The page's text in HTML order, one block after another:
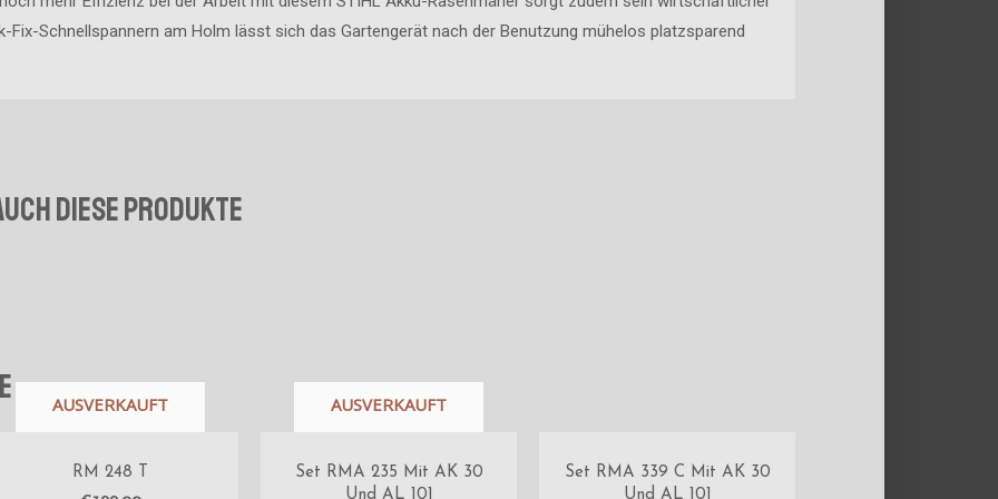
Fix-Schnellspannern am Holm lässt sich das Gartengerät nach der Benutzung mühelos platzsparend
diese Produkte
AUSVERKAUFT
RM 248 T
AUSVERKAUFT
Set RMA 235 Mit AK 30
Und AL 101
Set RMA 339 C Mit AK 30
Und AL 101